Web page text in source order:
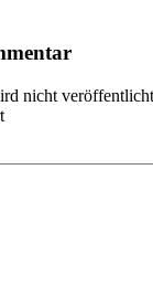
nicht